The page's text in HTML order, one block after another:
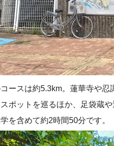
ースは約5.3km。蓮華寺や
ポットを巡るほか、足袋蔵
を含めて約2時間50分です。